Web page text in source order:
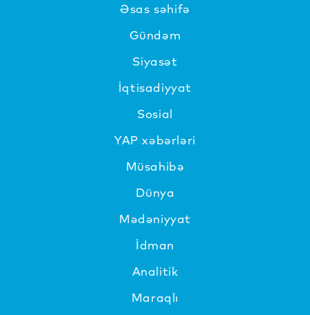
Əsas səhifə
Gündəm
Siyasət
İqtisadiyyat
Sosial
YAP xəbərləri
Müsahibə
Dünya
Mədəniyyat
İdman
Analitik
Maraqlı